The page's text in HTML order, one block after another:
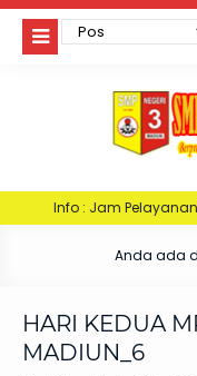
Pelayanan Perpustakaan
Anda ada
HARI KEDUA
MADIUN_6